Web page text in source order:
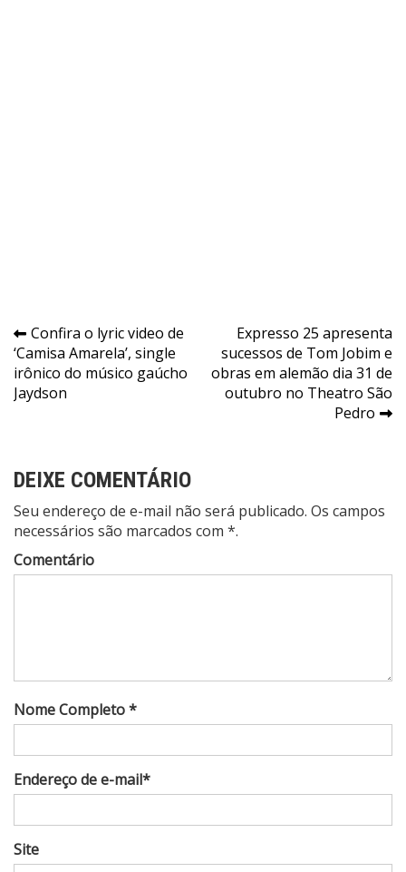
Navegação
de
Post
Confira o lyric video de
‘Camisa Amarela’, single
irônico do músico gaúcho
Jaydson
Expresso 25 apresenta
sucessos de Tom Jobim e
obras em alemão dia 31 de
outubro no Theatro São
Pedro
DEIXE COMENTÁRIO
Seu endereço de e-mail não será publicado. Os campos
necessários são marcados com *.
Comentário
Nome Completo *
Endereço de e-mail*
Site